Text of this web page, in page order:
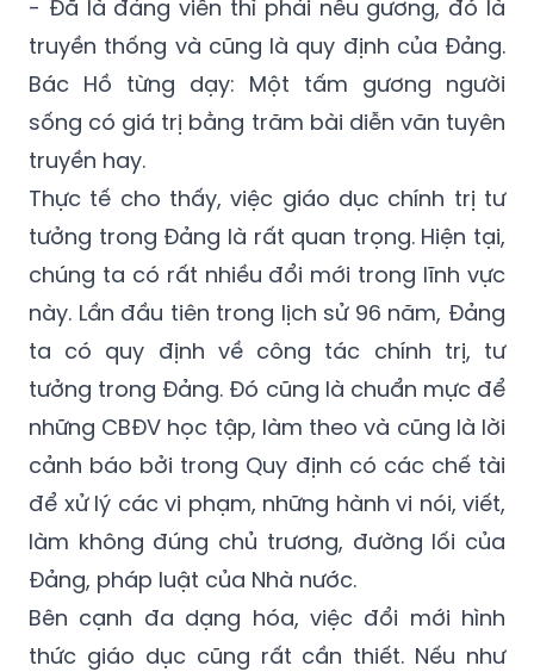
- Đã là đảng viên thì phải nêu gương, đó là
truyền thống và cũng là quy định của Đảng.
Bác Hồ từng dạy: Một tấm gương người
sống có giá trị bằng trăm bài diễn văn tuyên
truyền hay.
Thực tế cho thấy, việc giáo dục chính trị tư
tưởng trong Đảng là rất quan trọng. Hiện tại,
chúng ta có rất nhiều đổi mới trong lĩnh vực
này. Lần đầu tiên trong lịch sử 96 năm, Đảng
ta có quy định về công tác chính trị, tư
tưởng trong Đảng. Đó cũng là chuẩn mực để
những CBĐV học tập, làm theo và cũng là lời
cảnh báo bởi trong Quy định có các chế tài
để xử lý các vi phạm, những hành vi nói, viết,
làm không đúng chủ trương, đường lối của
Đảng, pháp luật của Nhà nước.
Bên cạnh đa dạng hóa, việc đổi mới hình
thức giáo dục cũng rất cần thiết. Nếu như